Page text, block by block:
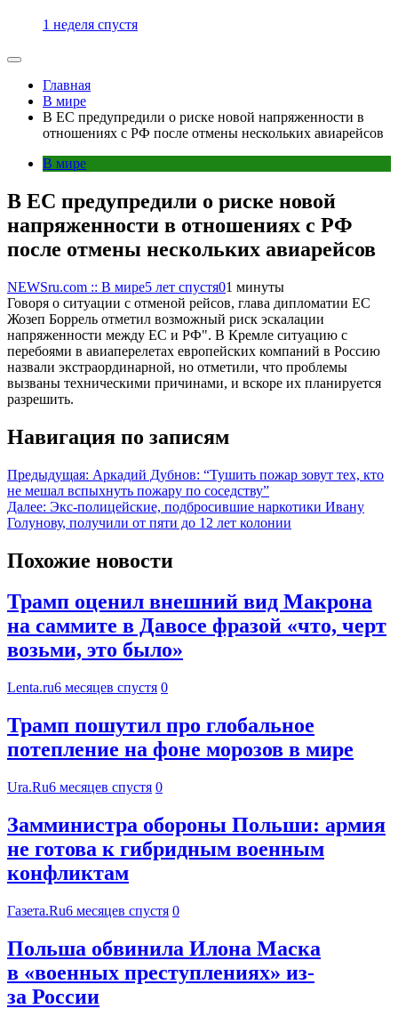
1 неделя спустя
Главная
В мире
В ЕС предупредили о риске новой напряженности в
отношениях с РФ после отмены нескольких авиарейсов
В мире
В ЕС предупредили о риске новой
напряженности в отношениях с РФ
после отмены нескольких авиарейсов
NEWSru.com :: В мире5 лет спустя01 минуты
Говоря о ситуации с отменой рейсов, глава дипломатии ЕС
Жозеп Боррель отметил возможный риск эскалации
напряженности между ЕС и РФ". В Кремле ситуацию с
перебоями в авиаперелетах европейских компаний в Россию
назвали экстраординарной, но отметили, что проблемы
вызваны техническими причинами, и вскоре их планируется
разрешить.
Навигация по записям
Предыдущая: Аркадий Дубнов: “Тушить пожар зовут тех, кто
не мешал вспыхнуть пожару по соседству”
Далее: Экс-полицейские, подбросившие наркотики Ивану
Голунову, получили от пяти до 12 лет колонии
Похожие новости
Трамп оценил внешний вид Макрона
на саммите в Давосе фразой «что, черт
возьми, это было»
Lenta.ru6 месяцев спустя 0
Трамп пошутил про глобальное
потепление на фоне морозов в мире
Ura.Ru6 месяцев спустя 0
Замминистра обороны Польши: армия
не готова к гибридным военным
конфликтам
Газета.Ru6 месяцев спустя 0
Польша обвинила Илона Маска
в «военных преступлениях» из-
за России